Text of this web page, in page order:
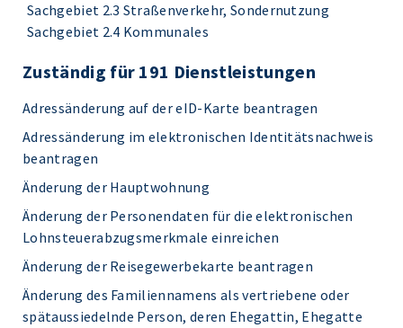
Sachgebiet 2.3 Straßenverkehr, Sondernutzung
Sachgebiet 2.4 Kommunales
Zuständig für 191 Dienstleistungen
Adressänderung auf der eID-Karte beantragen
Adressänderung im elektronischen Identitätsnachweis
beantragen
Änderung der Hauptwohnung
Änderung der Personendaten für die elektronischen
Lohnsteuerabzugsmerkmale einreichen
Änderung der Reisegewerbekarte beantragen
Änderung des Familiennamens als vertriebene oder
spätaussiedelnde Person, deren Ehegattin, Ehegatte